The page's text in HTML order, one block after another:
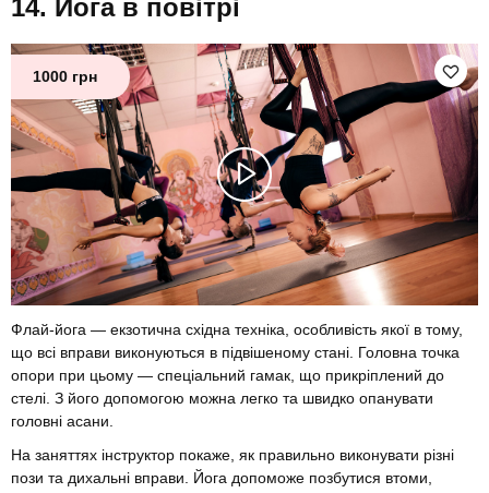
Йога в повітрі
1000 грн
Флай-йога — екзотична східна техніка, особливість якої в тому,
що всі вправи виконуються в підвішеному стані. Головна точка
опори при цьому — спеціальний гамак, що прикріплений до
стелі. З його допомогою можна легко та швидко опанувати
головні асани.
На заняттях інструктор покаже, як правильно виконувати різні
пози та дихальні вправи. Йога допоможе позбутися втоми,